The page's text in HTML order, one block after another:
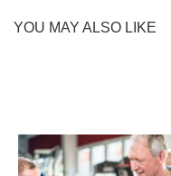
YOU MAY ALSO LIKE